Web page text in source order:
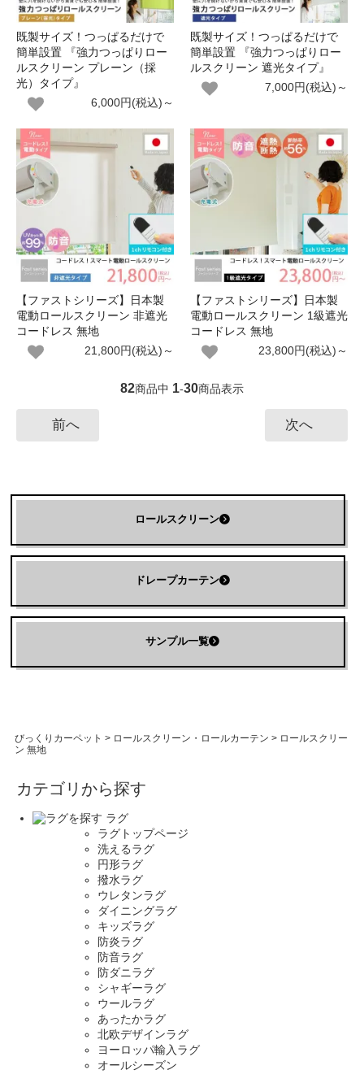
既製サイズ！つっぱるだけで
簡単設置 『強力つっぱりロー
ルスクリーン プレーン（採
光）タイプ』
6,000円(税込)～
既製サイズ！つっぱるだけで
簡単設置 『強力つっぱりロー
ルスクリーン 遮光タイプ』
7,000円(税込)～
【ファストシリーズ】日本製
電動ロールスクリーン 非遮光
コードレス 無地
21,800円(税込)～
【ファストシリーズ】日本製
電動ロールスクリーン 1級遮光
コードレス 無地
23,800円(税込)～
82商品中 1-30商品表示
前へ 次へ
ロールスクリーン
ドレープカーテン
サンプル一覧
びっくりカーペット > ロールスクリーン・ロールカーテン > ロールスクリー
ン 無地
カテゴリから探す
ラグ
ラグトップページ
洗えるラグ
円形ラグ
撥水ラグ
ウレタンラグ
ダイニングラグ
キッズラグ
防炎ラグ
防音ラグ
防ダニラグ
シャギーラグ
ウールラグ
あったかラグ
北欧デザインラグ
ヨーロッパ輸入ラグ
オールシーズン